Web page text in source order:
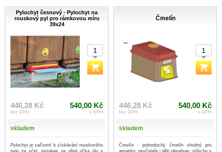
Pylochyt česnový - Pylochyt na
rouskový pyl pro rámkovou míru
39x24
446,28 Kč
bez DPH
540,00 Kč
s DPH
skladem
Pylochyt je zařízení k získávání rouskového
Čmelín
446,28 Kč
bez DPH
540,00 Kč
s DPH
skladem
Čmelín - jednoduchý čmelín vhodný pro